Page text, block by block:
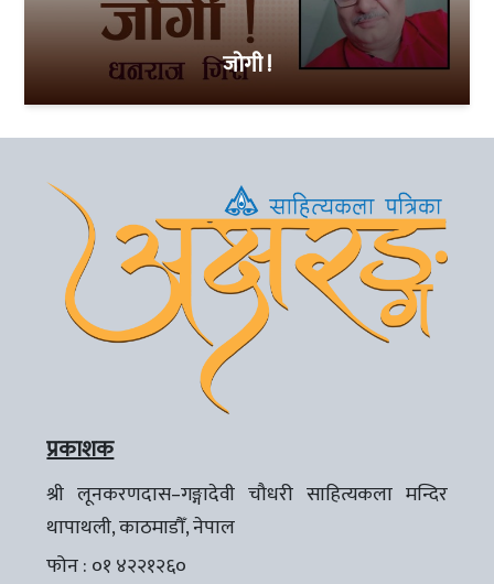
जोगी !
प्रकाशक
श्री लूनकरणदास–गङ्गादेवी चौधरी साहित्यकला मन्दिर
थापाथली, काठमाडौँ, नेपाल
फोन : ०१ ४२२१२६०